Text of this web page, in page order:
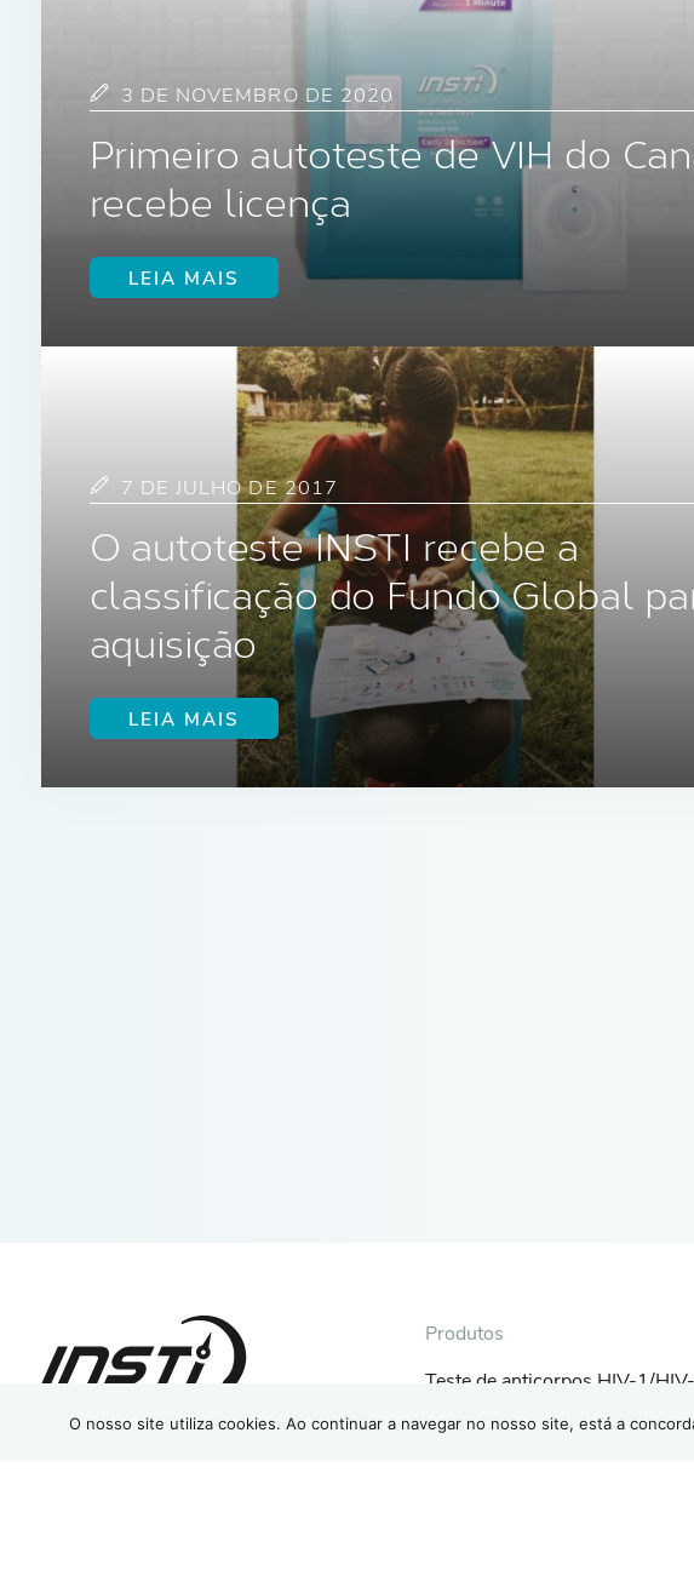
3 DE NOVEMBRO DE 2020
Primeiro autoteste de VIH do
recebe licença
LEIA MAIS
7 DE JULHO DE 2017
O autoteste INSTI recebe a
classificação do Fundo Global
aquisição
LEIA MAIS
Produtos
Teste de anticorpos HIV-1/
Autoteste de HIV
O nosso site utiliza cookies. Ao continuar a navegar no nosso site, está a